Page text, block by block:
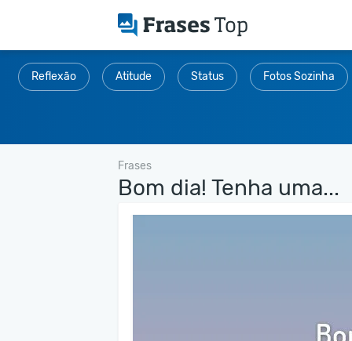
Reflexão Atitude Status Fotos Sozinha
Frases
Bom dia! Tenha uma...